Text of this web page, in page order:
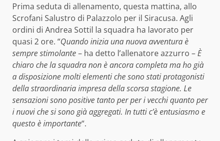
Prima seduta di allenamento, questa mattina, allo
Scrofani Salustro di Palazzolo per il Siracusa. Agli
ordini di Andrea Sottil la squadra ha lavorato per
quasi 2 ore. “Quando inizia una nuova avventura è
sempre stimolante– ha detto l’allenatore azzurro –È
chiaro che la squadra non è ancora completa ma ho già
a disposizione molti elementi che sono stati protagonisti
della straordinaria impresa della scorsa stagione. Le
sensazioni sono positive tanto per per i vecchi quanto per
i nuovi che si sono già aggregati. In tutti c’è entusiasmo e
questo è importante“.